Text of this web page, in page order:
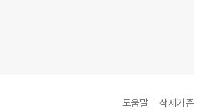
도움말 삭제기준